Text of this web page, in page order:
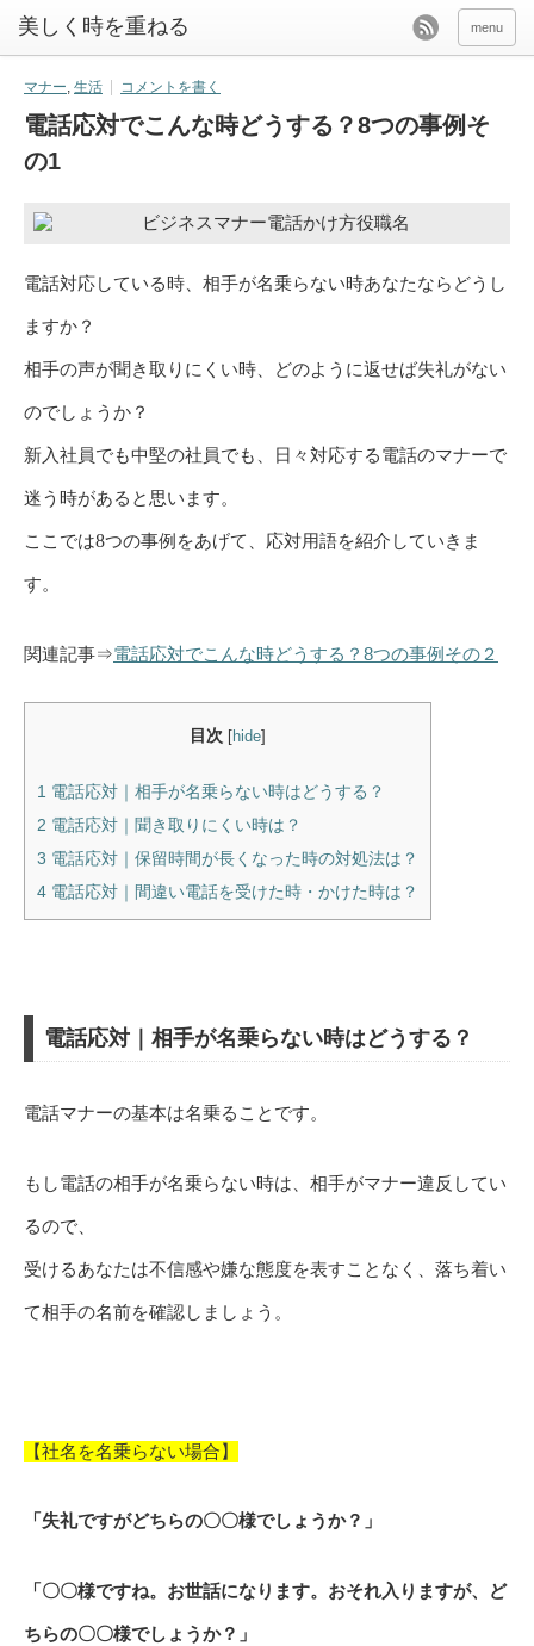
美しく時を重ねる menu
マナー, 生活 コメントを書く
電話応対でこんな時どうする？8つの事例そ
の1
電話対応している時、相手が名乗らない時あなたならどうし
ますか？
相手の声が聞き取りにくい時、どのように返せば失礼がない
のでしょうか？
新入社員でも中堅の社員でも、日々対応する電話のマナーで
迷う時があると思います。
ここでは8つの事例をあげて、応対用語を紹介していきま
す。
関連記事⇒電話応対でこんな時どうする？8つの事例その２
目次 [hide]
1 電話応対｜相手が名乗らない時はどうする？
2 電話応対｜聞き取りにくい時は？
3 電話応対｜保留時間が長くなった時の対処法は？
4 電話応対｜間違い電話を受けた時・かけた時は？
電話応対｜相手が名乗らない時はどうする？
電話マナーの基本は名乗ることです。
もし電話の相手が名乗らない時は、相手がマナー違反してい
るので、
受けるあなたは不信感や嫌な態度を表すことなく、落ち着い
て相手の名前を確認しましょう。
【社名を名乗らない場合】
「失礼ですがどちらの〇〇様でしょうか？」
「〇〇様ですね。お世話になります。おそれ入りますが、ど
ちらの〇〇様でしょうか？」